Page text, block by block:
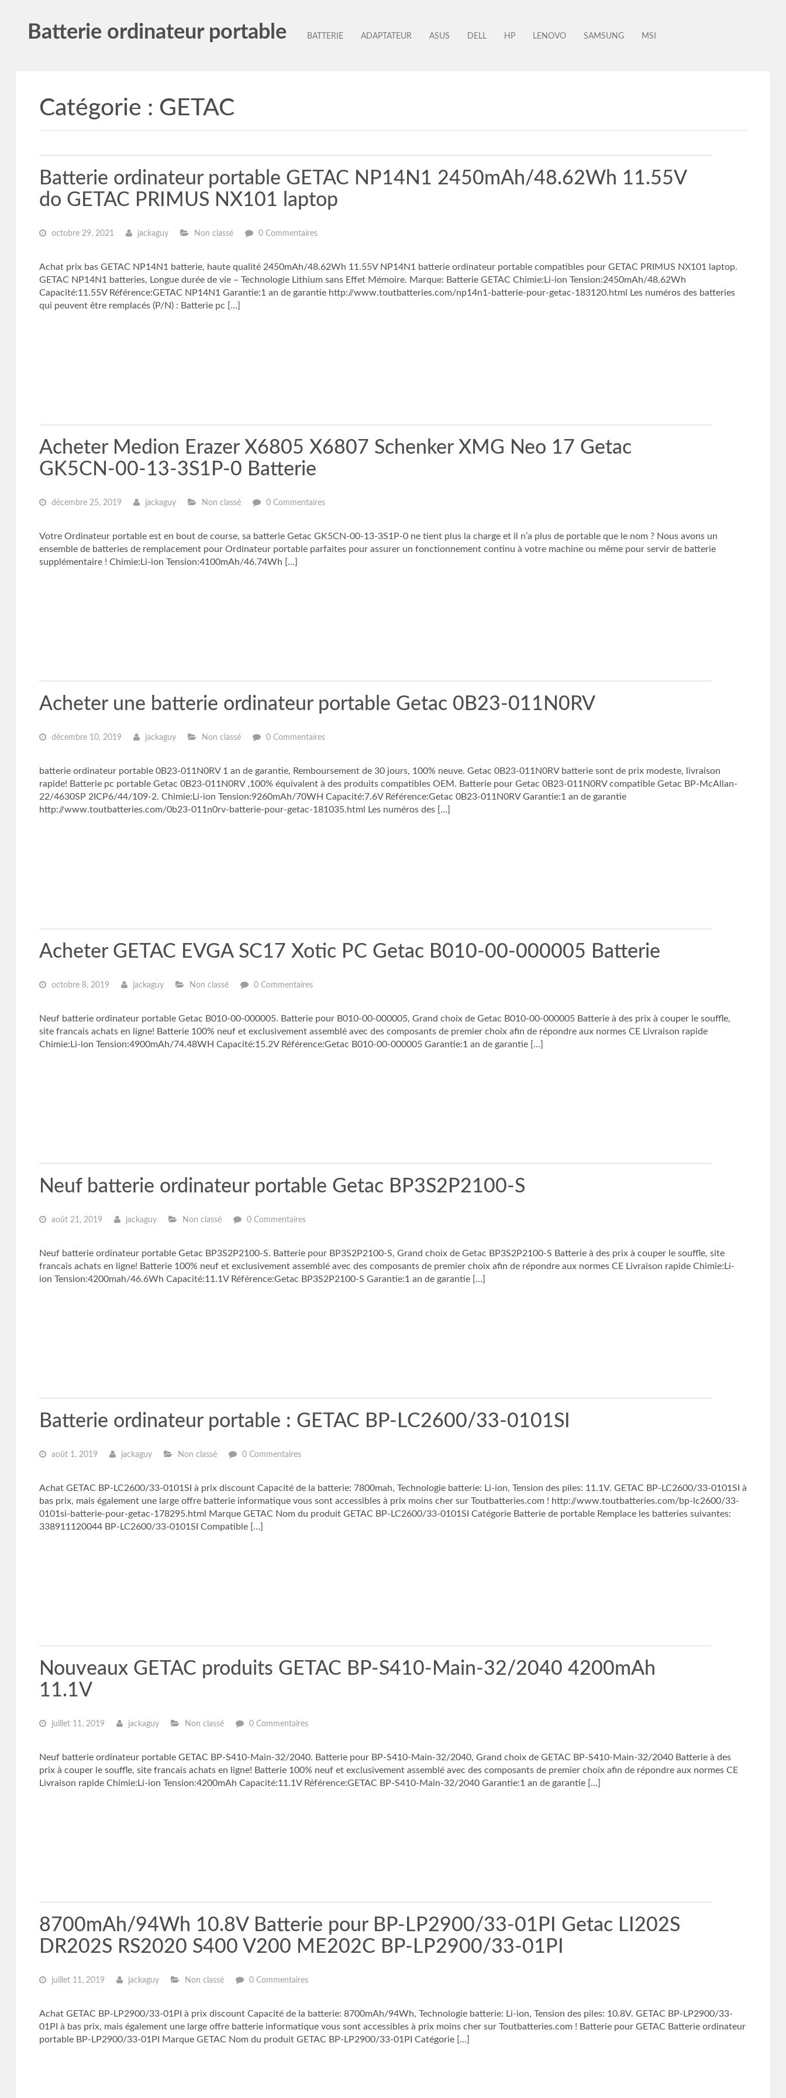
Batterie ordinateur portable BATTERIE ADAPTATEUR ASUS DELL HP LENOVO SAMSUNG MSI
Catégorie : GETAC
Batterie ordinateur portable GETAC NP14N1 2450mAh/48.62Wh 11.55V
do GETAC PRIMUS NX101 laptop
octobre 29, 2021 jackaguy Non classé 0 Commentaires
Achat prix bas GETAC NP14N1 batterie, haute qualité 2450mAh/48.62Wh 11.55V NP14N1 batterie ordinateur portable compatibles pour GETAC PRIMUS NX101 laptop.
GETAC NP14N1 batteries, Longue durée de vie – Technologie Lithium sans Effet Mémoire. Marque: Batterie GETAC Chimie:Li-ion Tension:2450mAh/48.62Wh
Capacité:11.55V Référence:GETAC NP14N1 Garantie:1 an de garantie http://www.toutbatteries.com/np14n1-batterie-pour-getac-183120.html Les numéros des batteries
qui peuvent être remplacés (P/N) : Batterie pc […]
Acheter Medion Erazer X6805 X6807 Schenker XMG Neo 17 Getac
GK5CN-00-13-3S1P-0 Batterie
décembre 25, 2019 jackaguy Non classé 0 Commentaires
Votre Ordinateur portable est en bout de course, sa batterie Getac GK5CN-00-13-3S1P-0 ne tient plus la charge et il n’a plus de portable que le nom ? Nous avons un
ensemble de batteries de remplacement pour Ordinateur portable parfaites pour assurer un fonctionnement continu à votre machine ou même pour servir de batterie
supplémentaire ! Chimie:Li-ion Tension:4100mAh/46.74Wh […]
Acheter une batterie ordinateur portable Getac 0B23-011N0RV
décembre 10, 2019 jackaguy Non classé 0 Commentaires
batterie ordinateur portable 0B23-011N0RV 1 an de garantie, Remboursement de 30 jours, 100% neuve. Getac 0B23-011N0RV batterie sont de prix modeste, livraison
rapide! Batterie pc portable Getac 0B23-011N0RV ,100% équivalent à des produits compatibles OEM. Batterie pour Getac 0B23-011N0RV compatible Getac BP-McAllan-
22/4630SP 2ICP6/44/109-2. Chimie:Li-ion Tension:9260mAh/70WH Capacité:7.6V Référence:Getac 0B23-011N0RV Garantie:1 an de garantie
http://www.toutbatteries.com/0b23-011n0rv-batterie-pour-getac-181035.html Les numéros des […]
Acheter GETAC EVGA SC17 Xotic PC Getac B010-00-000005 Batterie
octobre 8, 2019 jackaguy Non classé 0 Commentaires
Neuf batterie ordinateur portable Getac B010-00-000005. Batterie pour B010-00-000005, Grand choix de Getac B010-00-000005 Batterie à des prix à couper le souffle,
site francais achats en ligne! Batterie 100% neuf et exclusivement assemblé avec des composants de premier choix afin de répondre aux normes CE Livraison rapide
Chimie:Li-ion Tension:4900mAh/74.48WH Capacité:15.2V Référence:Getac B010-00-000005 Garantie:1 an de garantie […]
Neuf batterie ordinateur portable Getac BP3S2P2100-S
août 21, 2019 jackaguy Non classé 0 Commentaires
Neuf batterie ordinateur portable Getac BP3S2P2100-S. Batterie pour BP3S2P2100-S, Grand choix de Getac BP3S2P2100-S Batterie à des prix à couper le souffle, site
francais achats en ligne! Batterie 100% neuf et exclusivement assemblé avec des composants de premier choix afin de répondre aux normes CE Livraison rapide Chimie:Li-
ion Tension:4200mah/46.6Wh Capacité:11.1V Référence:Getac BP3S2P2100-S Garantie:1 an de garantie […]
Batterie ordinateur portable : GETAC BP-LC2600/33-0101SI
août 1, 2019 jackaguy Non classé 0 Commentaires
Achat GETAC BP-LC2600/33-0101SI à prix discount Capacité de la batterie: 7800mah, Technologie batterie: Li-ion, Tension des piles: 11.1V. GETAC BP-LC2600/33-0101SI à
bas prix, mais également une large offre batterie informatique vous sont accessibles à prix moins cher sur Toutbatteries.com ! http://www.toutbatteries.com/bp-lc2600/33-
0101si-batterie-pour-getac-178295.html Marque GETAC Nom du produit GETAC BP-LC2600/33-0101SI Catégorie Batterie de portable Remplace les batteries suivantes:
338911120044 BP-LC2600/33-0101SI Compatible […]
Nouveaux GETAC produits GETAC BP-S410-Main-32/2040 4200mAh
11.1V
juillet 11, 2019 jackaguy Non classé 0 Commentaires
Neuf batterie ordinateur portable GETAC BP-S410-Main-32/2040. Batterie pour BP-S410-Main-32/2040, Grand choix de GETAC BP-S410-Main-32/2040 Batterie à des
prix à couper le souffle, site francais achats en ligne! Batterie 100% neuf et exclusivement assemblé avec des composants de premier choix afin de répondre aux normes CE
Livraison rapide Chimie:Li-ion Tension:4200mAh Capacité:11.1V Référence:GETAC BP-S410-Main-32/2040 Garantie:1 an de garantie […]
8700mAh/94Wh 10.8V Batterie pour BP-LP2900/33-01PI Getac LI202S
DR202S RS2020 S400 V200 ME202C BP-LP2900/33-01PI
juillet 11, 2019 jackaguy Non classé 0 Commentaires
Achat GETAC BP-LP2900/33-01PI à prix discount Capacité de la batterie: 8700mAh/94Wh, Technologie batterie: Li-ion, Tension des piles: 10.8V. GETAC BP-LP2900/33-
01PI à bas prix, mais également une large offre batterie informatique vous sont accessibles à prix moins cher sur Toutbatteries.com ! Batterie pour GETAC Batterie ordinateur
portable BP-LP2900/33-01PI Marque GETAC Nom du produit GETAC BP-LP2900/33-01PI Catégorie […]